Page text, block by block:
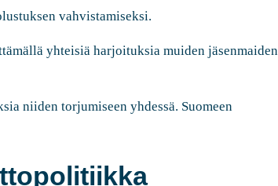
vahvistamiseksi.
yhteisiä harjoituksia muiden jäsenmaiden
niiden torjumiseen yhdessä. Suomeen